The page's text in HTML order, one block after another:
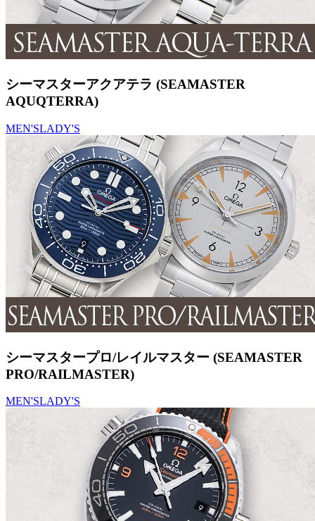
シーマスターアクアテラ (SEAMASTER
AQUQTERRA)
MEN'SLADY'S
シーマスタープロ/レイルマスター (SEAMASTER
PRO/RAILMASTER)
MEN'SLADY'S